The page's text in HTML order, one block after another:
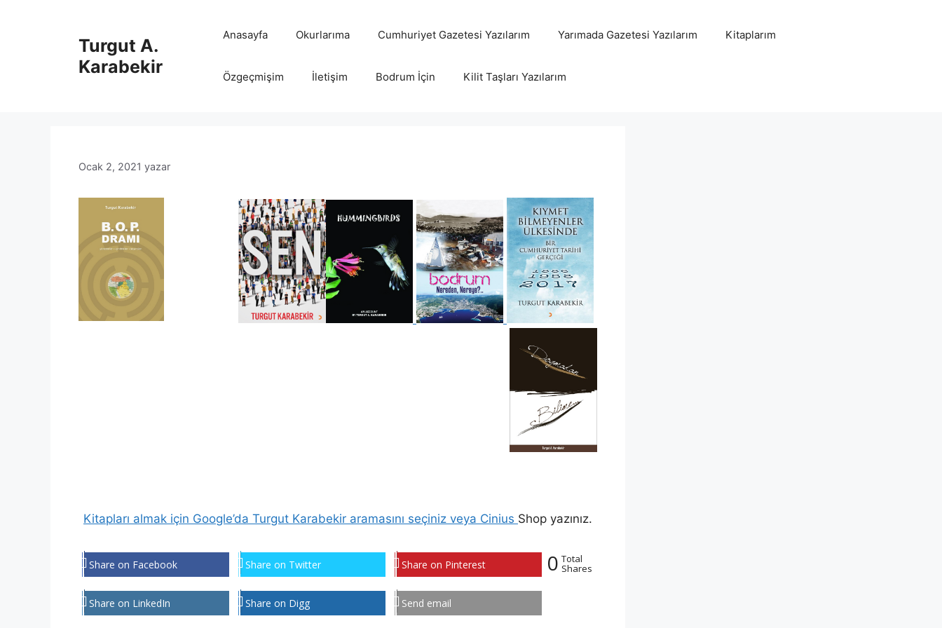
Turgut A.
Karabekir
Anasayfa Okurlarıma Cumhuriyet Gazetesi Yazılarım Yarımada Gazetesi Yazılarım Kitaplarım
Özgeçmişim İletişim Bodrum İçin Kilit Taşları Yazılarım
Ocak 2, 2021 yazar
Kitapları almak için Google’da Turgut Karabekir aramasını seçiniz veya Cinius Shop yazınız.
Share on Facebook Share on Twitter Share on Pinterest
Share on LinkedIn Share on Digg Send email
0 Total
Shares